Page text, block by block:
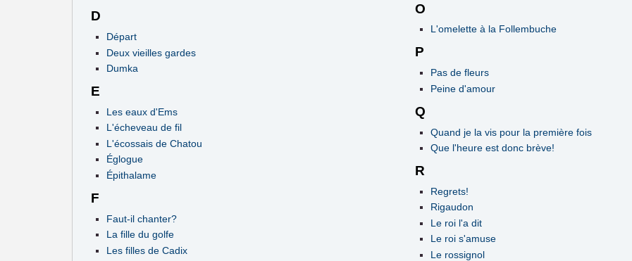
D
Départ
Deux vieilles gardes
Dumka
E
Les eaux d'Ems
L'écheveau de fil
L'écossais de Chatou
Églogue
Épithalame
F
Faut-il chanter?
La fille du golfe
Les filles de Cadix
O
L'omelette à la Follembuche
P
Pas de fleurs
Peine d'amour
Q
Quand je la vis pour la première fois
Que l'heure est donc brève!
R
Regrets!
Rigaudon
Le roi l'a dit
Le roi s'amuse
Le rossignol